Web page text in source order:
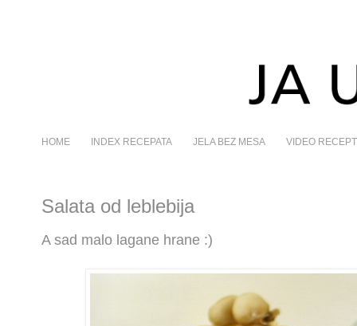
HOME INDEX RECEPATA JELA BEZ MESA VIDEO
Salata od leblebija
A sad malo lagane hrane :)